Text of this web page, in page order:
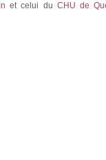
et celui du CHU de